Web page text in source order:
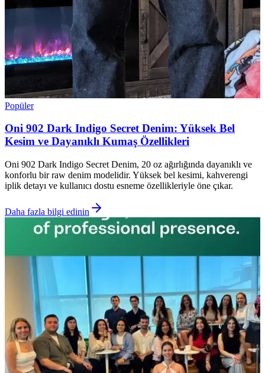
Popüler
Oni 902 Dark Indigo Secret Denim: Yüksek Bel
Kesim ve Dayanıklı Kumaş Özellikleri
Oni 902 Dark Indigo Secret Denim, 20 oz ağırlığında dayanıklı ve
konforlu bir raw denim modelidir. Yüksek bel kesimi, kahverengi
iplik detayı ve kullanıcı dostu esneme özellikleriyle öne çıkar.
Daha fazla bilgi edinin